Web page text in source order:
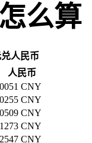
么算
人民币
人民币
CNY
CNY
CNY
CNY
CNY